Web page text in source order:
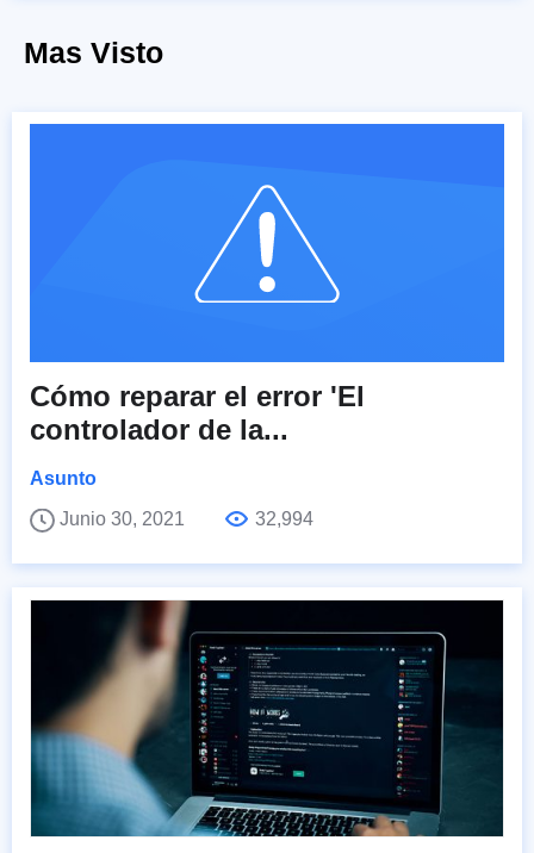
Mas Visto
Cómo reparar el error 'El
controlador de la...
Asunto
Junio 30, 2021
32,994